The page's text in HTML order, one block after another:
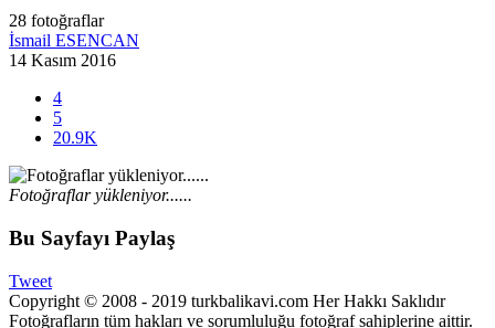
28 fotoğraflar
İsmail ESENCAN
14 Kasım 2016
4
5
20.9K
Fotoğraflar yükleniyor......
Bu Sayfayı Paylaş
Tweet
Copyright © 2008 - 2019 turkbalikavi.com Her Hakkı Saklıdır
Fotoğrafların tüm hakları ve sorumluluğu fotoğraf sahiplerine aittir.